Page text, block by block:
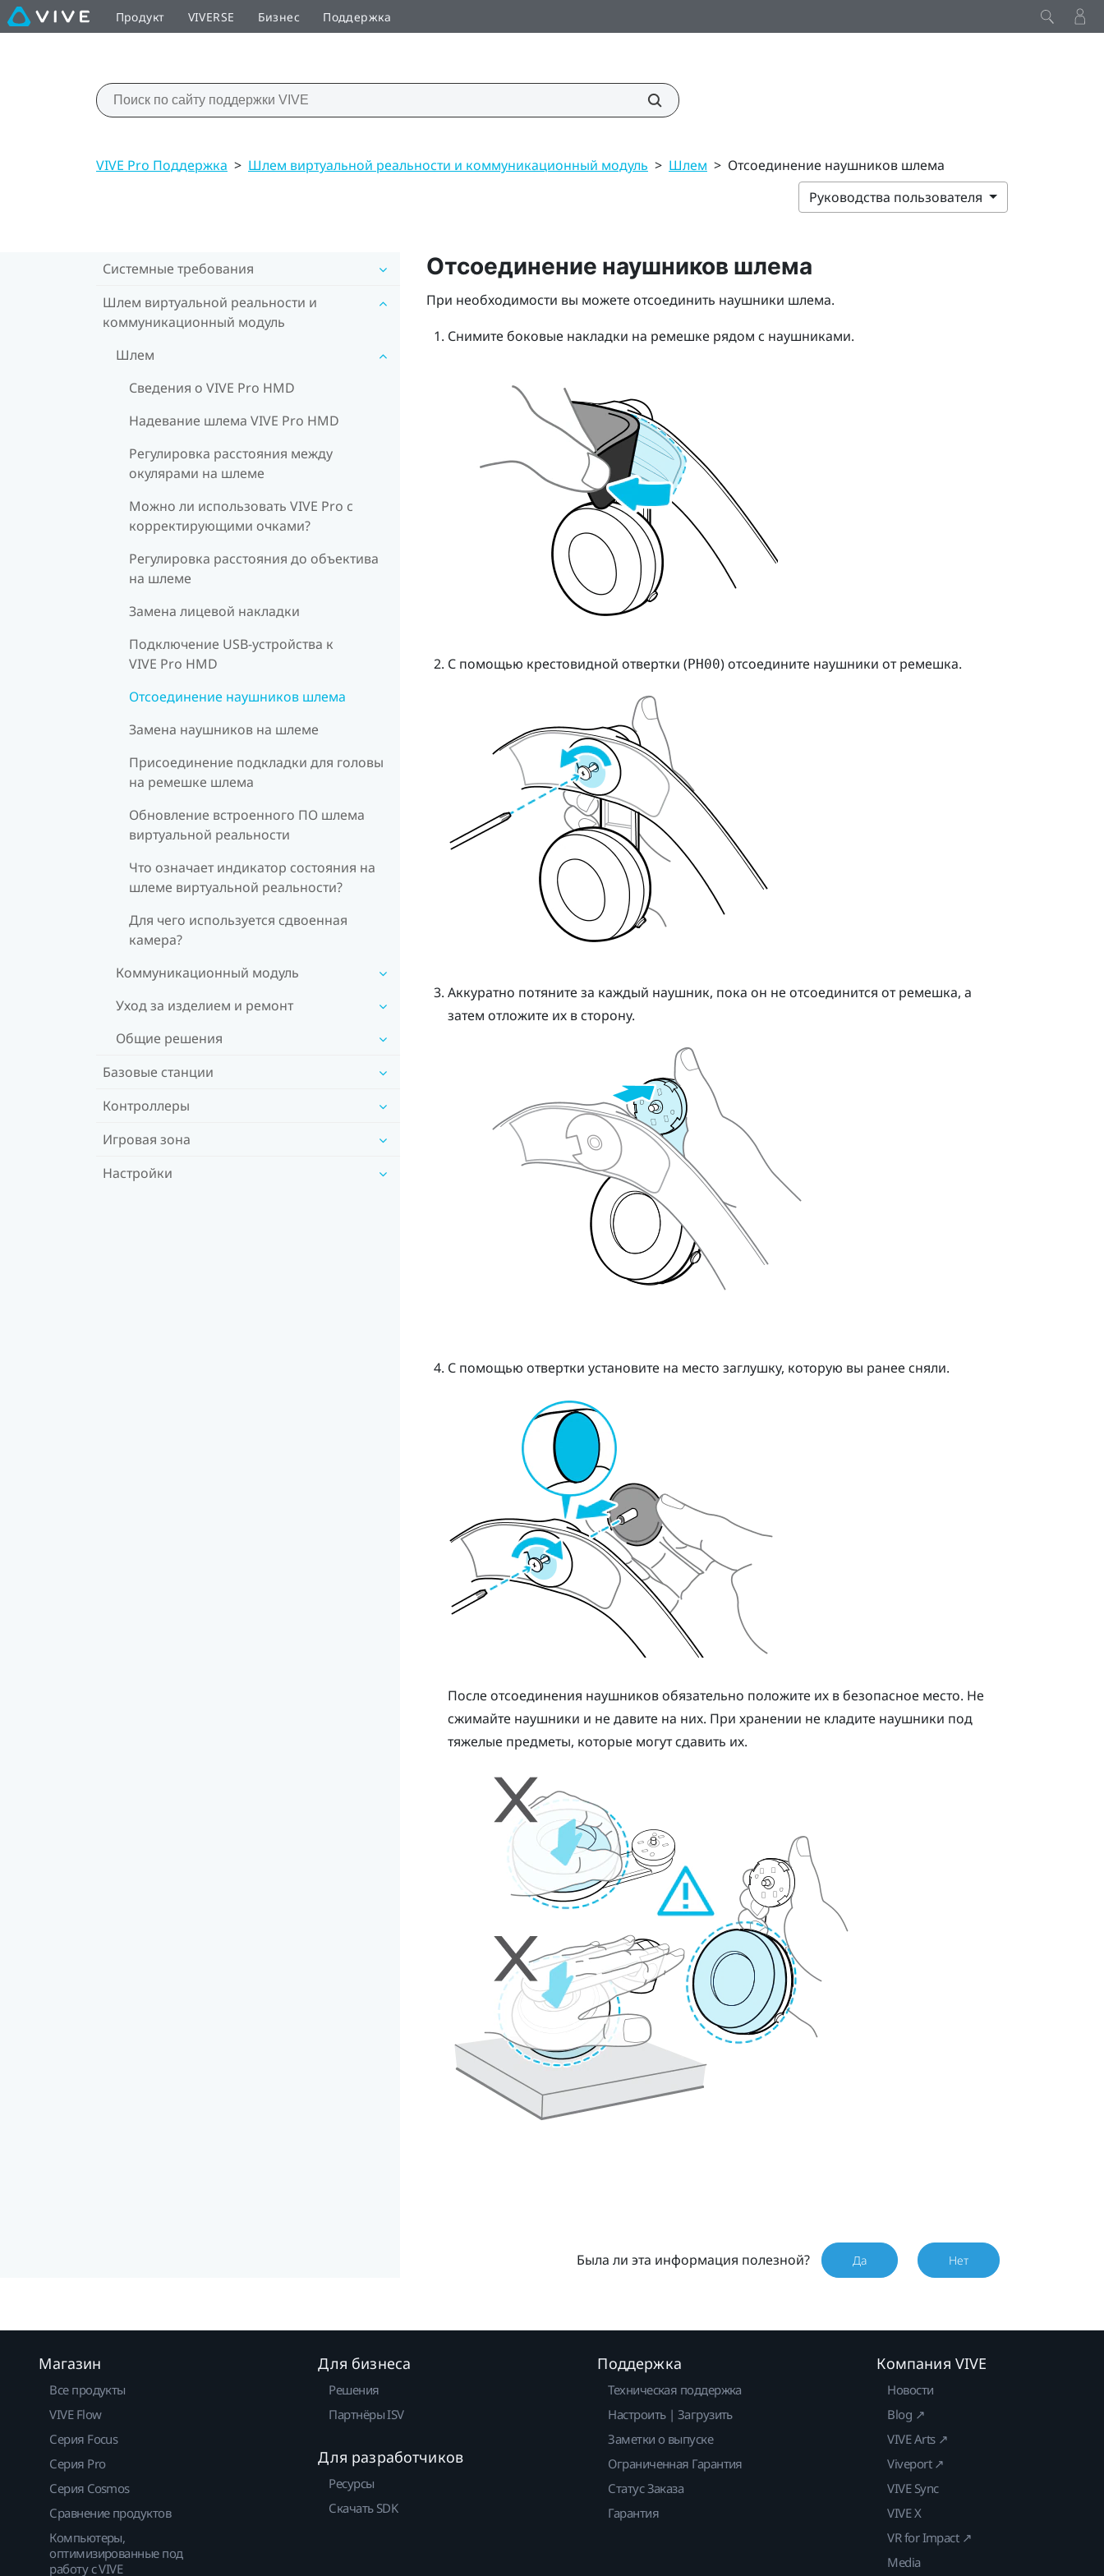
Продукт VIVERSE Бизнес Поддержка
VIVE Pro Поддержка > Шлем виртуальной реальности и коммуникационный модуль > Шлем > Отсоединение наушников шлема
Руководства пользователя
Системные требования
Шлем виртуальной реальности и
коммуникационный модуль
Шлем
Сведения о VIVE Pro HMD
Надевание шлема VIVE Pro HMD
Регулировка расстояния между
окулярами на шлеме
Можно ли использовать VIVE Pro c
корректирующими очками?
Регулировка расстояния до объектива
на шлеме
Замена лицевой накладки
Подключение USB-устройства к
VIVE Pro HMD
Отсоединение наушников шлема
Замена наушников на шлеме
Присоединение подкладки для головы
на ремешке шлема
Обновление встроенного ПО шлема
виртуальной реальности
Что означает индикатор состояния на
шлеме виртуальной реальности?
Для чего используется сдвоенная
камера?
Коммуникационный модуль
Уход за изделием и ремонт
Общие решения
Базовые станции
Контроллеры
Игровая зона
Настройки
Отсоединение наушников шлема
При необходимости вы можете отсоединить наушники шлема.
Снимите боковые накладки на ремешке рядом с наушниками.
С помощью крестовидной отвертки (PH00) отсоедините наушники от ремешка.
Аккуратно потяните за каждый наушник, пока он не отсоединится от ремешка, а
затем отложите их в сторону.
С помощью отвертки установите на место заглушку, которую вы ранее сняли.
После отсоединения наушников обязательно положите их в безопасное место. Не
сжимайте наушники и не давите на них. При хранении не кладите наушники под
тяжелые предметы, которые могут сдавить их.
Была ли эта информация полезной? Да Нет
Магазин
Все продукты
VIVE Flow
Серия Focus
Серия Pro
Серия Cosmos
Сравнение продуктов
Компьютеры,
оптимизированные под
работу с VIVE
Для бизнеса
Решения
Партнёры ISV
Для разработчиков
Ресурсы
Скачать SDK
Поддержка
Техническая поддержка
Настроить | Загрузить
Заметки о выпуске
Ограниченная Гарантия
Статус Заказа
Гарантия
Компания VIVE
Новости
Blog ↗
VIVE Arts ↗
Viveport ↗
VIVE Sync
VIVE X
VR for Impact ↗
Media